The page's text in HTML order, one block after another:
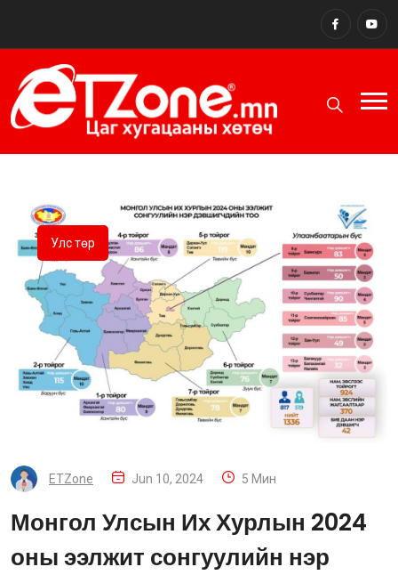
Улс төр
ETZone Jun 10, 2024 5 Мин
Монгол Улсын Их Хурлын 2024
оны ээлжит сонгуулийн нэр